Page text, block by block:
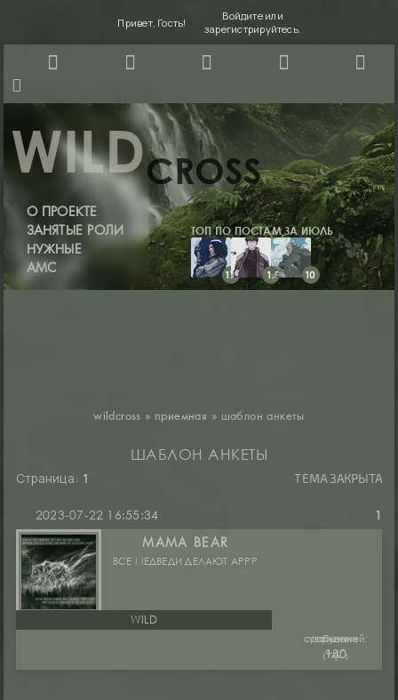
О ПРОЕКТЕ
ЗАНЯТЫЕ РОЛИ
НУЖНЫЕ
АМС
WILDCROSS
ТОП ПО ПОСТАМ ЗА ИЮЛЬ
17 11 10
Привет, Гость! Войдитеили
зарегистрируйтесь.
wildcross » приемная » шаблон анкеты
ШАБЛОН АНКЕТЫ
Страница: 1 ТЕМА ЗАКРЫТА
1
2023-07-22 16:55:34
MAMA BEAR
ВСЕ МЕДВЕДИ ДЕЛАЮТ АРРР
WILD
руны:
₍ᵔ.˛.ᵔ₎
сообщений:
140
уважение:
+80